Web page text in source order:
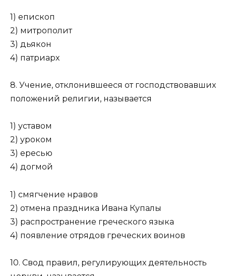
1) епископ
2) митрополит
3) дьякон
4) патриарх
8. Учение, отклонившееся от господствовавших
положений религии, называется
1) уставом
2) уроком
3) ересью
4) догмой
1) смягчение нравов
2) отмена праздника Ивана Купалы
3) распространение греческого языка
4) появление отрядов греческих воинов
10. Свод правил, регулирующих деятельность